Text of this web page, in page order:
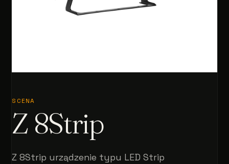
SCENA
Z 8Strip
Z 8Strip urządzenie typu LED Strip